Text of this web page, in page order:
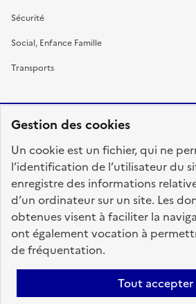
Gestion des cookies
Un cookie est un fichier, qui ne
l’identification de l’utilisateur du
enregistre des informations
d’un ordinateur sur un site. Les
obtenues visent à faciliter la
ont également vocation à
de fréquentation.
Tout accepter
Sécurité
Social, Enfance Famille
Transports
FRANÇAISE
fonction-publique.gouv.fr
gouvernement.fr
Accessibilité : totalement